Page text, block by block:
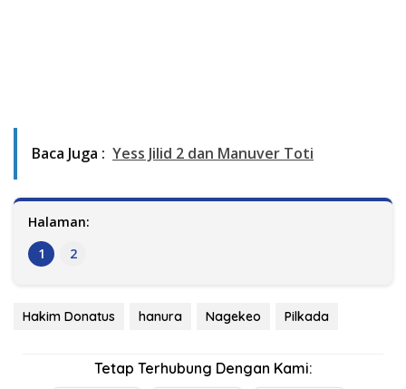
Baca Juga : Yess Jilid 2 dan Manuver Toti
Halaman:
1
2
Hakim Donatus hanura Nagekeo Pilkada
Tetap Terhubung Dengan Kami: